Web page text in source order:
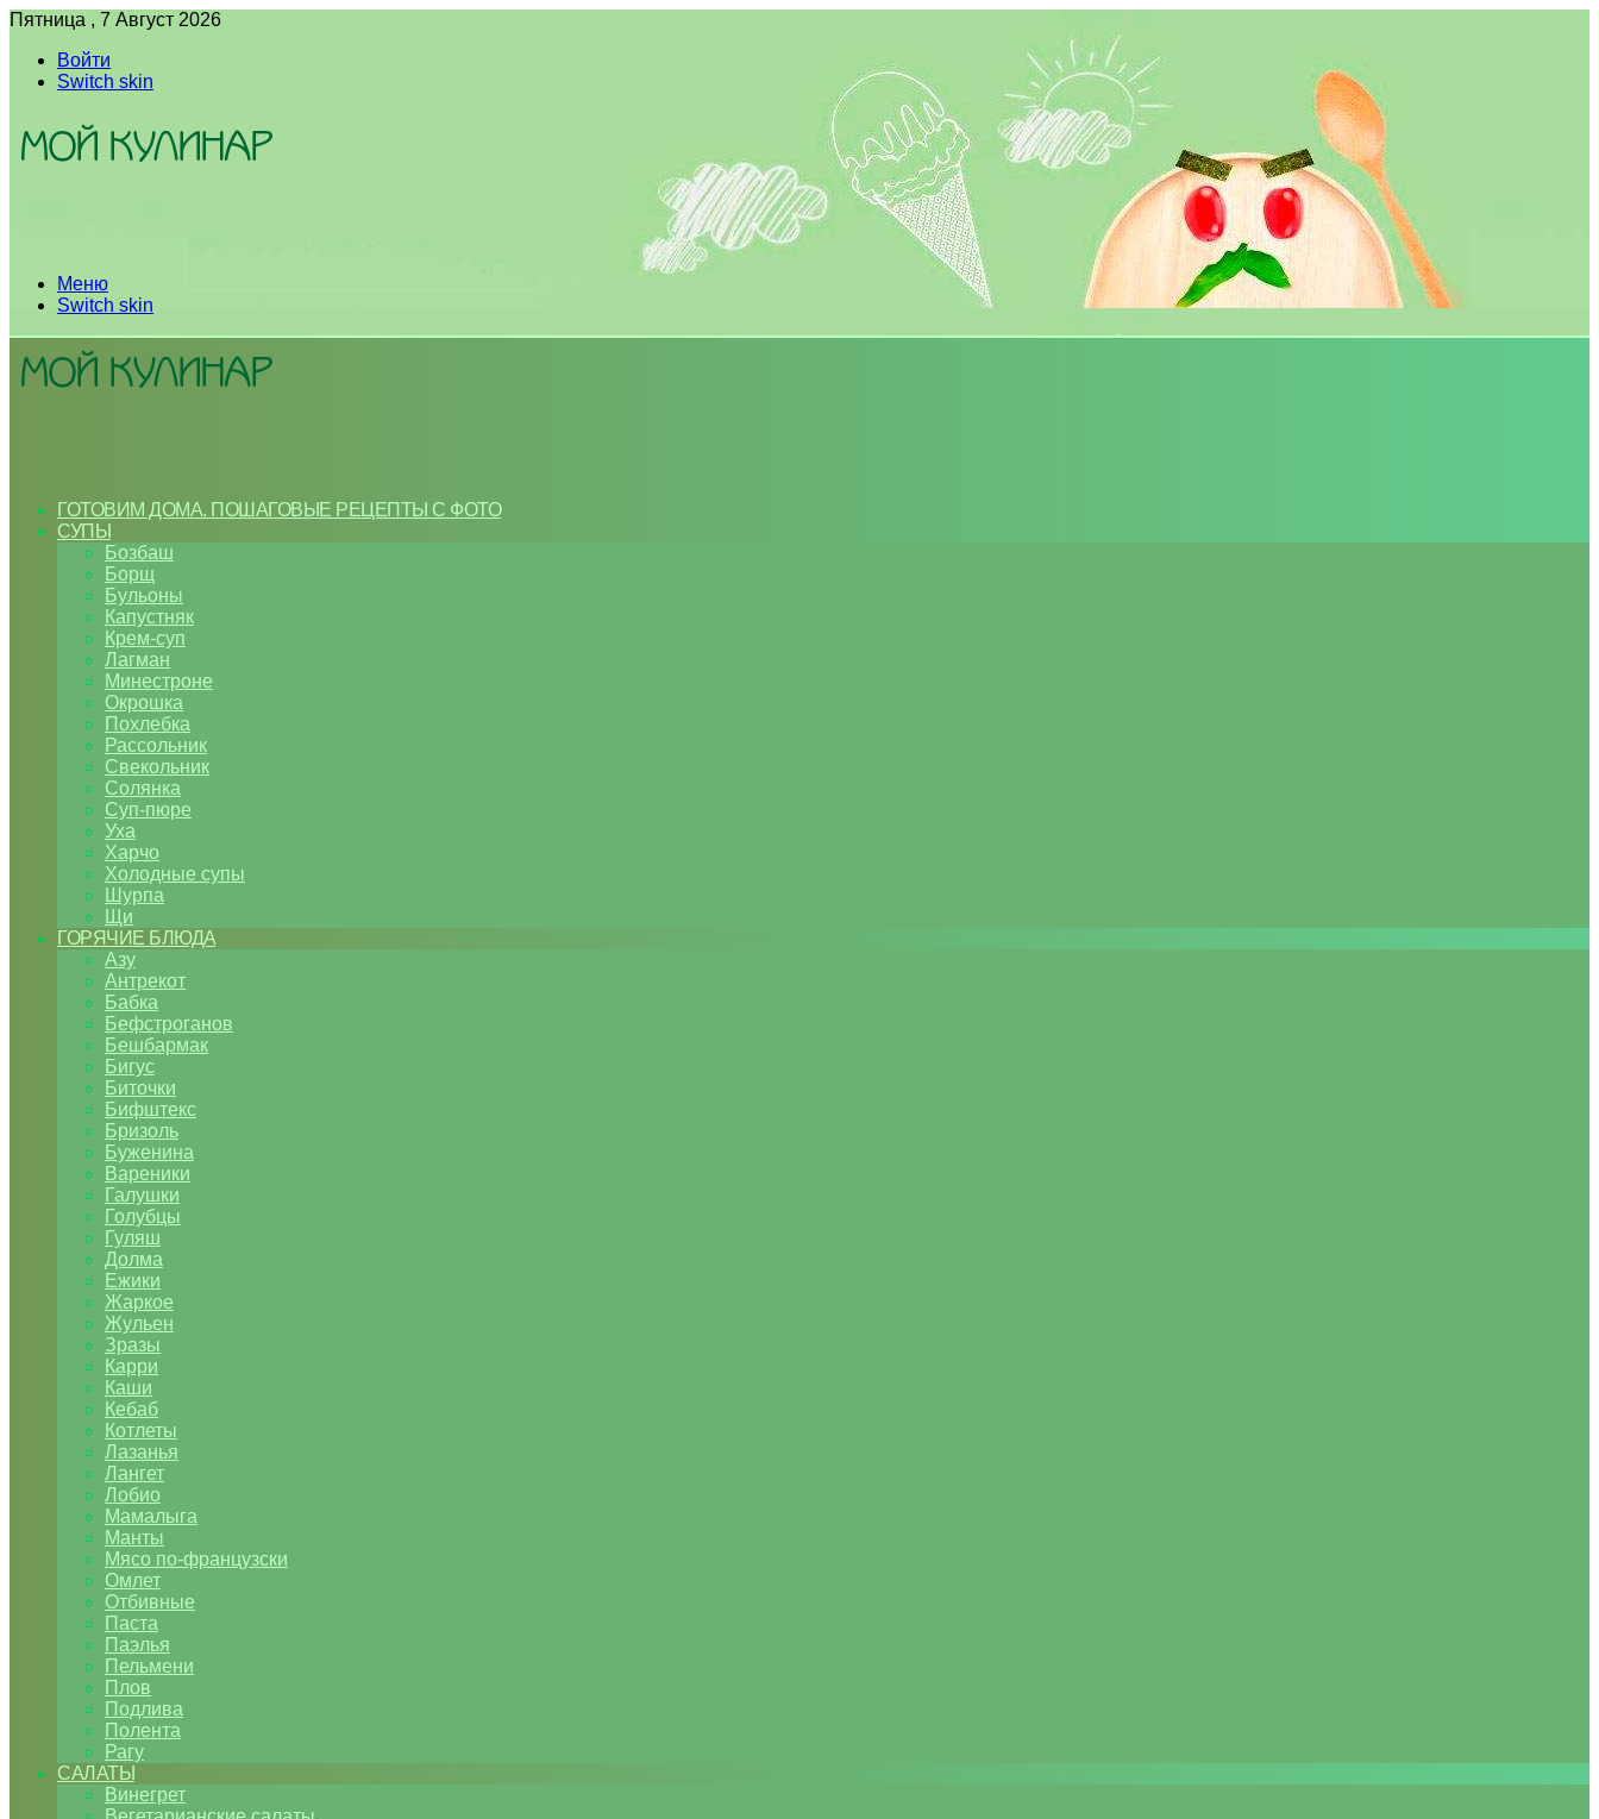
Пятница , 7 Август 2026
Войти
Switch skin
Меню
Switch skin
ГОТОВИМ ДОМА. ПОШАГОВЫЕ РЕЦЕПТЫ С ФОТО
СУПЫ
Бозбаш
Борщ
Бульоны
Капустняк
Крем-суп
Лагман
Минестроне
Окрошка
Похлебка
Рассольник
Свекольник
Солянка
Суп-пюре
Уха
Харчо
Холодные супы
Шурпа
Щи
ГОРЯЧИЕ БЛЮДА
Азу
Антрекот
Бабка
Бефстроганов
Бешбармак
Бигус
Биточки
Бифштекс
Бризоль
Буженина
Вареники
Галушки
Голубцы
Гуляш
Долма
Ежики
Жаркое
Жульен
Зразы
Карри
Каши
Кебаб
Котлеты
Лазанья
Лангет
Лобио
Мамалыга
Манты
Мясо по-французски
Омлет
Отбивные
Паста
Паэлья
Пельмени
Плов
Подлива
Полента
Рагу
САЛАТЫ
Винегрет